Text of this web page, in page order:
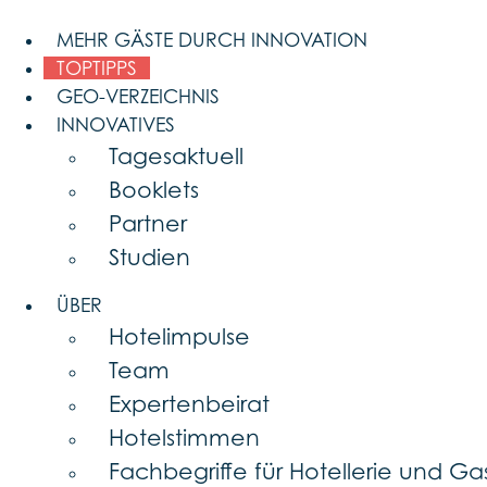
content
MEHR GÄSTE DURCH INNOVATION
TOPTIPPS
GEO-VERZEICHNIS
INNOVATIVES
Tagesaktuell
Booklets
Partner
Studien
ÜBER
Hotelimpulse
Team
Expertenbeirat
Hotelstimmen
Fachbegriffe für Hotellerie und